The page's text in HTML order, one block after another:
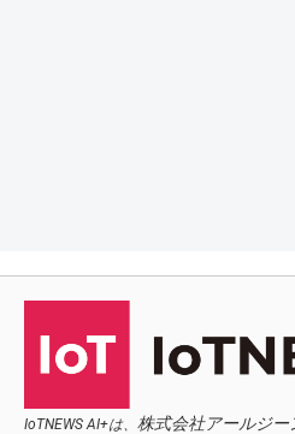
IoTNEWS AI+は、 株式会社アールジー